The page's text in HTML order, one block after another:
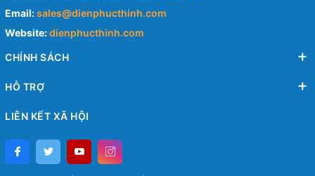
Email:sales@dienphucthinh.com
Website:dienphucthinh.com
CHÍNH SÁCH
HỖ TRỢ
LIÊN KẾT XÃ HỘI